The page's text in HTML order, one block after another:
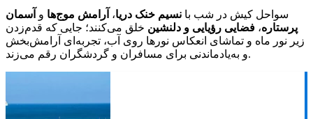
سواحل کیش در شب با نسیم خنک دریا، آرامش موج‌ها و آسمان
پرستاره، فضایی رؤیایی و دلنشین خلق می‌کنند؛ جایی که قدم‌زدن
زیر نور ماه و تماشای انعکاس نورها روی آب، تجربه‌ای آرامش‌بخش
و به‌یادماندنی برای مسافران و گردشگران رقم می‌زند.